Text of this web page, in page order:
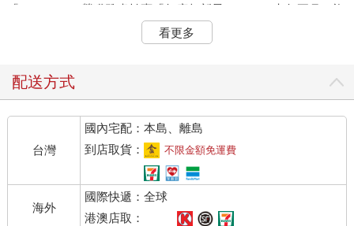
「123.COM」榮獲雅虎拍賣「年度超新星」；二○○七年五月，旗
下另一日系品牌「YUMI」榮獲雅虎購物中心「日系混搭」類廠商
第一名新秀；二○○七年七月，榮獲《數位時代雜誌》評選網路
虎購物中心各風格服飾業績TOP１！
不過，最讓我們全公司興奮的是登上「Yahoo！二○○九網路爆紅
品牌第一名」，這個殊榮得來不易，之後，新聞媒體採訪爆增，
大家紛紛前來詢問我的經營之道。
被媒體簇擁的感覺很像在過新年，每個人開口的第一句話就是：
「恭喜、恭喜！紅包拿來！」（對不起～我又耍冷了！）除了恭
喜之外，各家新聞媒體幾乎都是開門見山地問：「妳覺得，天母
看更多
配送方式
台灣
國內宅配：本島、離島
到店取貨：
不限金額免運費
海外
國際快遞：全球
港澳店取：